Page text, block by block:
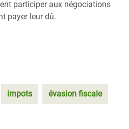
participer aux négociations
payer leur dû.
impots évasion fiscale